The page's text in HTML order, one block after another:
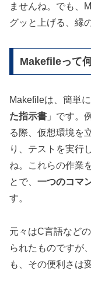
ませんね。でも、
グッと上げる、縁
Makefileって
Makefileは、簡単
た指示書 」です。
る際、仮想環境を
り、テストを実行
ね。これらの作業
とで、 一つのコマ
す。
元々はC言語など
られたものですが
も、その便利さは